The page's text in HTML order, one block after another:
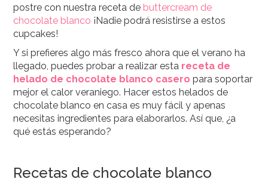
postre con nuestra receta de buttercream de
chocolate blanco ¡Nadie podrá resistirse a estos
cupcakes!
Y si prefieres algo más fresco ahora que el verano ha
llegado, puedes probar a realizar esta receta de
helado de chocolate blanco casero para soportar
mejor el calor veraniego. Hacer estos helados de
chocolate blanco en casa es muy fácil y apenas
necesitas ingredientes para elaborarlos. Así que, ¿a
qué estás esperando?
Recetas de chocolate blanco